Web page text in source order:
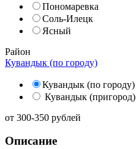
Пономаревка
Соль-Илецк
Ясный
Район
Кувандык (по городу)
Кувандык (по городу)
Кувандык (пригород)
от 300-350 рублей
Описание